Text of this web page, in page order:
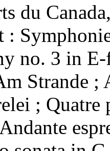
du
:
no. 3 in
Strande
; Quatre